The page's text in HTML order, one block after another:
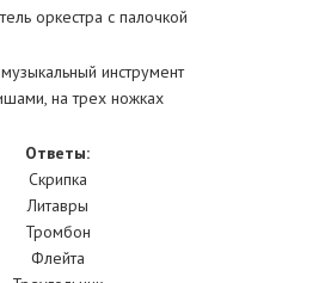
оркестра с палочкой
инструмент
на трех ножках
Ответы:
Скрипка
Литавры
Тромбон
Флейта